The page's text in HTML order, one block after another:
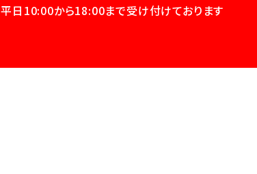
平日10:00から18:00まで受け付けております